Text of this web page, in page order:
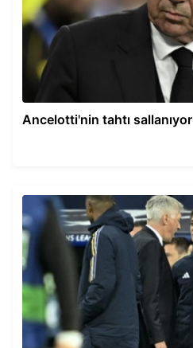
Ancelotti'nin tahtı sallanıyor